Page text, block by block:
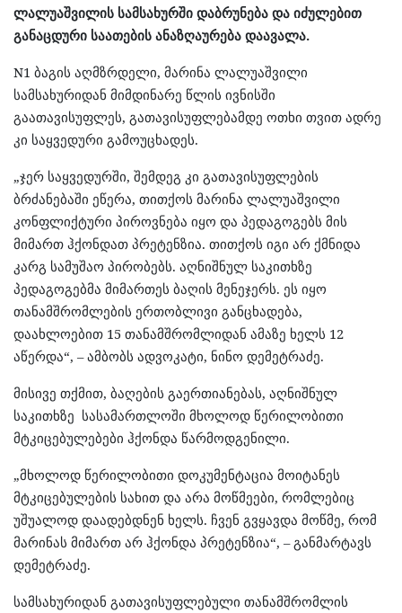
ლალუაშვილის სამსახურში დაბრუნება და იძულებით
განაცდური საათების ანაზღაურება დაავალა.
N1 ბაგის აღმზრდელი, მარინა ლალუაშვილი
სამსახურიდან მიმდინარე წლის ივნისში
გაათავისუფლეს, გათავისუფლებამდე ოთხი თვით ადრე
კი საყვედური გამოუცხადეს.
„ჯერ საყვედურში, შემდეგ კი გათავისუფლების
ბრძანებაში ეწერა, თითქოს მარინა ლალუაშვილი
კონფლიქტური პიროვნება იყო და პედაგოგებს მის
მიმართ ჰქონდათ პრეტენზია. თითქოს იგი არ ქმნიდა
კარგ სამუშაო პირობებს. აღნიშნულ საკითხზე
პედაგოგებმა მიმართეს ბაღის მენეჯერს. ეს იყო
თანამშრომლების ერთობლივი განცხადება,
დაახლოებით 15 თანამშრომლიდან ამაზე ხელს 12
აწერდა“, – ამბობს ადვოკატი, ნინო დემეტრაძე.
მისივე თქმით, ბაღების გაერთიანებას, აღნიშნულ
საკითხზე სასამართლოში მხოლოდ წერილობითი
მტკიცებულებები ჰქონდა წარმოდგენილი.
„მხოლოდ წერილობითი დოკუმენტაცია მოიტანეს
მტკიცებულების სახით და არა მოწმეები, რომლებიც
უშუალოდ დაადებდნენ ხელს. ჩვენ გვყავდა მოწმე, რომ
მარინას მიმართ არ ჰქონდა პრეტენზია“, – განმარტავს
დემეტრაძე.
სამსახურიდან გათავისუფლებული თანამშრომლის